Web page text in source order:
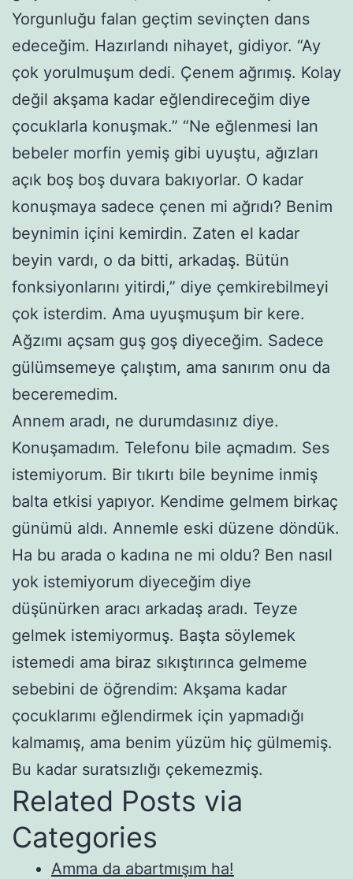
Yorgunluğu falan geçtim sevinçten dans
edeceğim. Hazırlandı nihayet, gidiyor. “Ay
çok yorulmuşum dedi. Çenem ağrımış. Kolay
değil akşama kadar eğlendireceğim diye
çocuklarla konuşmak.” “Ne eğlenmesi lan
bebeler morfin yemiş gibi uyuştu, ağızları
açık boş boş duvara bakıyorlar. O kadar
konuşmaya sadece çenen mi ağrıdı? Benim
beynimin içini kemirdin. Zaten el kadar
beyin vardı, o da bitti, arkadaş. Bütün
fonksiyonlarını yitirdi,” diye çemkirebilmeyi
çok isterdim. Ama uyuşmuşum bir kere.
Ağzımı açsam guş goş diyeceğim. Sadece
gülümsemeye çalıştım, ama sanırım onu da
beceremedim.
Annem aradı, ne durumdasınız diye.
Konuşamadım. Telefonu bile açmadım. Ses
istemiyorum. Bir tıkırtı bile beynime inmiş
balta etkisi yapıyor. Kendime gelmem birkaç
günümü aldı. Annemle eski düzene döndük.
Ha bu arada o kadına ne mi oldu? Ben nasıl
yok istemiyorum diyeceğim diye
düşünürken aracı arkadaş aradı. Teyze
gelmek istemiyormuş. Başta söylemek
istemedi ama biraz sıkıştırınca gelmeme
sebebini de öğrendim: Akşama kadar
çocuklarımı eğlendirmek için yapmadığı
kalmamış, ama benim yüzüm hiç gülmemiş.
Bu kadar suratsızlığı çekemezmiş.
Related Posts via
Categories
Amma da abartmışım ha!